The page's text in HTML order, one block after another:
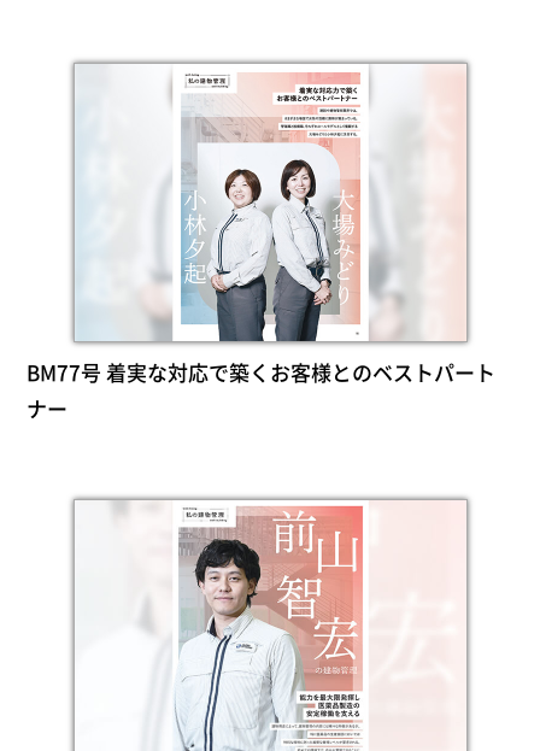
BM77号 着実な対応で築くお客様とのベストパート
ナー